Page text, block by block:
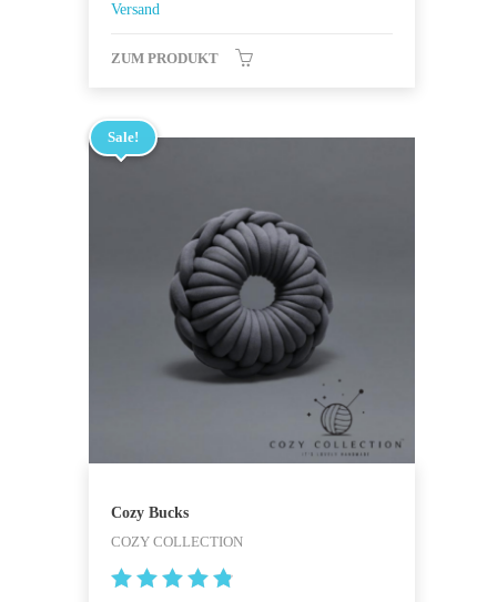
Versand
ZUM PRODUKT
Sale!
Cozy Bucks
COZY COLLECTION